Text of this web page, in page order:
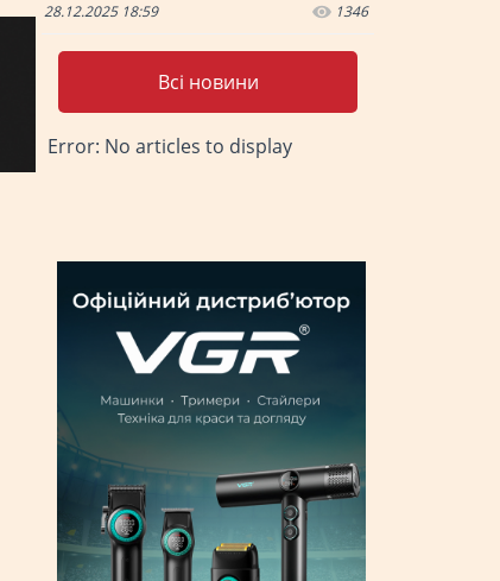
28.12.2025 18:59
1346
Всі новини
Error: No articles to display